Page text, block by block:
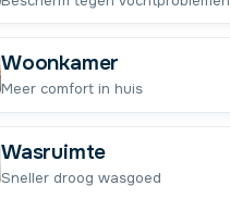
Woonkamer
Meer comfort in huis
Wasruimte
Sneller droog wasgoed